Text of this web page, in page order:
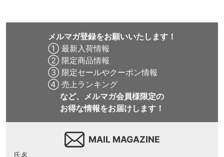
メルマガ登録をお願いいたします！
① 最新入荷情報
② 限定商品情報
③ 限定セールやクーポン情報
④ 売上ランキング
など、メルマガ会員様限定の
お得な情報をお届けします！
MAIL MAGAZINE
氏名